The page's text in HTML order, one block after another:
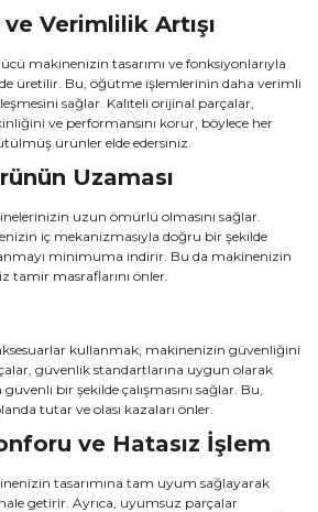
Verimlilik Artışı
makinenizin tasarımı ve fonksiyonlarıyla
üretilir. Bu, öğütme işlemlerinin daha verimli
sağlar. Kaliteli orijinal parçalar,
ve performansını korur, böylece her
ürünler elde edersiniz.
Uzaması
uzun ömürlü olmasını sağlar.
iç mekanizmasıyla doğru bir şekilde
minimuma indirir. Bu da makinenizin
tamir masraflarını önler.
kullanmak, makinenizin güvenliğini
güvenlik standartlarına uygun olarak
bir şekilde çalışmasını sağlar. Bu,
tutar ve olası kazaları önler.
ve Hatasız İşlem
tasarımına tam uyum sağlayarak
getirir. Ayrıca, uyumsuz parçalar